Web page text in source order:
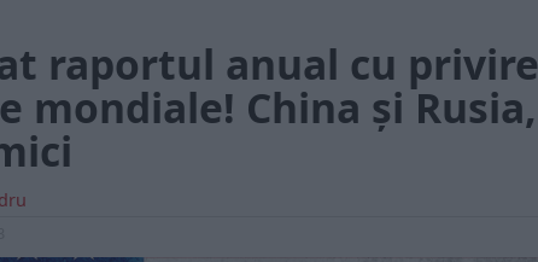
raportul anual cu privire
mondiale! China și Rusia,